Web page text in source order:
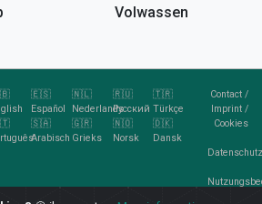
Volwassen
🇪🇸
Español
🇳🇱
Nederlands
🇷🇺
Русский
🇹🇷
Türkçe
🇸🇦
Arabisch
🇬🇷
Grieks
🇳🇴
Norsk
🇩🇰
Dansk
Contact/
Imprint/
Cookies